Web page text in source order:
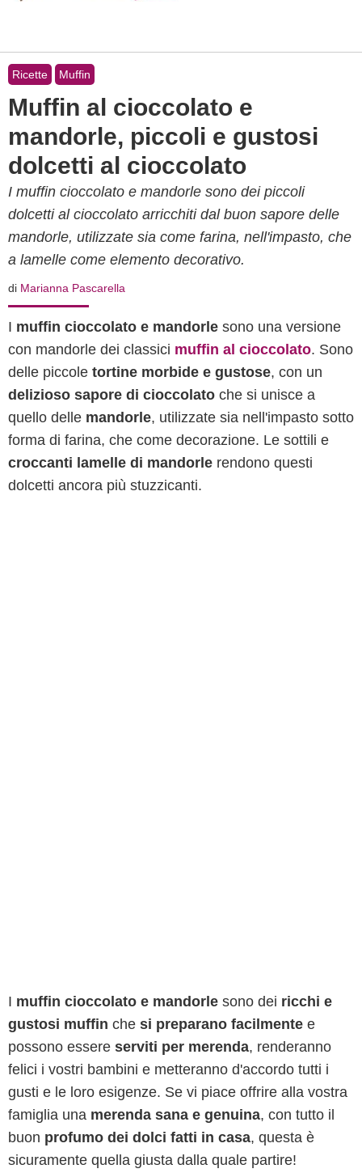
Ricette Muffin
Muffin al cioccolato e
mandorle, piccoli e gustosi
dolcetti al cioccolato
I muffin cioccolato e mandorle sono dei piccoli
dolcetti al cioccolato arricchiti dal buon sapore delle
mandorle, utilizzate sia come farina, nell'impasto, che
a lamelle come elemento decorativo.
di Marianna Pascarella
I muffin cioccolato e mandorle sono una versione
con mandorle dei classici muffin al cioccolato. Sono
delle piccole tortine morbide e gustose, con un
delizioso sapore di cioccolato che si unisce a
quello delle mandorle, utilizzate sia nell'impasto sotto
forma di farina, che come decorazione. Le sottili e
croccanti lamelle di mandorle rendono questi
dolcetti ancora più stuzzicanti.
I muffin cioccolato e mandorle sono dei ricchi e
gustosi muffin che si preparano facilmente e
possono essere serviti per merenda, renderanno
felici i vostri bambini e metteranno d'accordo tutti i
gusti e le loro esigenze. Se vi piace offrire alla vostra
famiglia una merenda sana e genuina, con tutto il
buon profumo dei dolci fatti in casa, questa è
sicuramente quella giusta dalla quale partire!